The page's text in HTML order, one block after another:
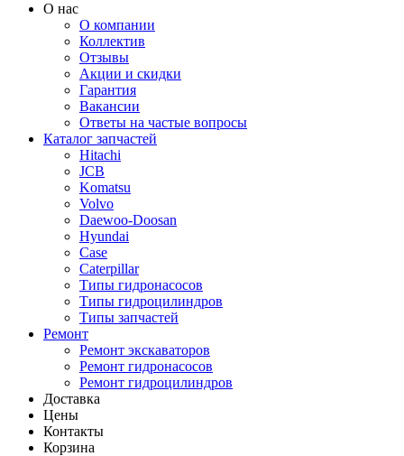
О нас
О компании
Коллектив
Отзывы
Акции и скидки
Гарантия
Вакансии
Ответы на частые вопросы
Каталог запчастей
Hitachi
JCB
Komatsu
Volvo
Daewoo-Doosan
Hyundai
Case
Caterpillar
Типы гидронасосов
Типы гидроцилиндров
Типы запчастей
Ремонт
Ремонт экскаваторов
Ремонт гидронасосов
Ремонт гидроцилиндров
Доставка
Цены
Контакты
Корзина